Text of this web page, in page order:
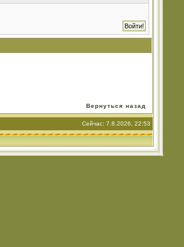
Вернуться назад
Сейчас: 7.8.2026, 22:53